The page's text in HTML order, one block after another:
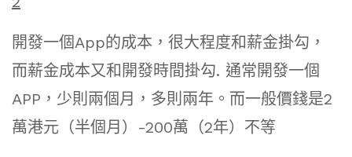
開發一個App的成本，很大程度和薪金掛勾，
而薪金成本又和開發時間掛勾. 通常開發一個
APP，少則兩個月，多則兩年。而一般價錢是2
萬港元（半個月）-200萬（2年）不等